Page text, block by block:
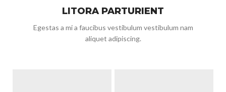
LITORA PARTURIENT
Egestas a mi a faucibus vestibulum vestibulum nam
aliquet adipiscing.